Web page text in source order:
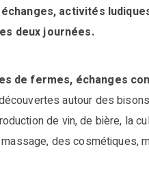
activités
deux journées.
de fermes, échanges
autour des
de vin, de bière, la
des cosmétiques,